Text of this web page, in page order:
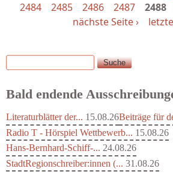
2484
2485 2486 2487 2488
nächste Seite ›
Suchformular
Suche
Bald endende
Literaturblätter der... 15.08.26Beiträge für
Radio T - Hörspiel Wettbewerb... 15.08.26
Hans-Bernhard-Schiff-... 24.08.26
StadtRegionschreiber:innen (... 31.08.26